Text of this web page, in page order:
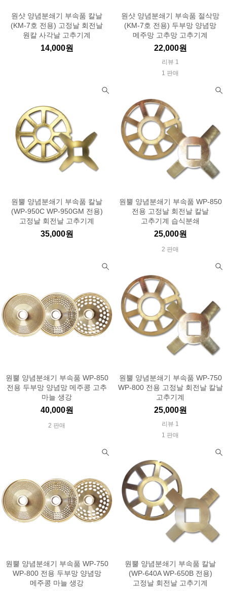
원샷 양념분쇄기 부속품 칼날
(KM-7호 전용) 고정날 회전날
원칼 사각날 고추기계
14,000원
원샷 양념분쇄기 부속품 절삭망
(KM-7호 전용) 두부망 양념망
메주망 고추망 고추기계
22,000원
리뷰 1
1 판매
원뿔 양념분쇄기 부속품 칼날
(WP-950C WP-950GM 전용)
고정날 회전날 고추기계
35,000원
원뿔 양념분쇄기 부속품 WP-850
전용 고정날 회전날 칼날
고추기계 습식분쇄
25,000원
2 판매
원뿔 양념분쇄기 부속품 WP-850
전용 두부망 양념망 메주콩 고추
마늘 생강
40,000원
2 판매
원뿔 양념분쇄기 부속품 WP-750
WP-800 전용 고정날 회전날 칼날
고추기계
25,000원
리뷰 1
1 판매
원뿔 양념분쇄기 부속품 WP-750
WP-800 전용 두부망 양념망
메주콩 마늘 생강
원뿔 양념분쇄기 부속품 칼날
(WP-640A WP-650B 전용)
고정날 회전날 고추기계